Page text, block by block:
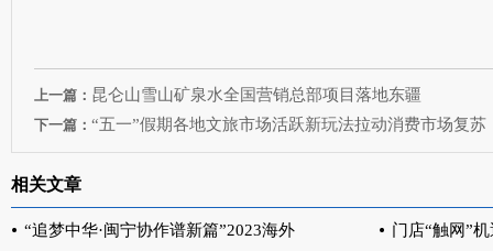
上一篇： 昆仑山雪山矿泉水全国营销总部项目落地东疆
下一篇： “五一”假期各地文旅市场活跃新玩法拉动消费市场复苏
相关文章
“追梦中华·闽宁协作谱新篇”2023海外
门店“触网”